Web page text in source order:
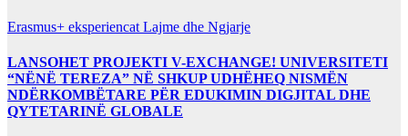
Erasmus+ eksperiencat Lajme dhe Ngjarje
LANSOHET PROJEKTI V-EXCHANGE! UNIVERSITETI
“NËNË TEREZA” NË SHKUP UDHËHEQ NISMËN
NDËRKOMBËTARE PËR EDUKIMIN DIGJITAL DHE
QYTETARINË GLOBALE